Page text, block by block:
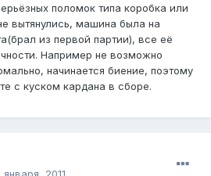
поломок типа коробка или
вытянулись, машина была на
из первой партии), все её
Например не возможно
начинается биение, поэтому
с куском кардана в сборе.